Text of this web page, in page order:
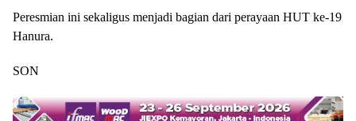
Peresmian ini sekaligus menjadi bagian dari perayaan HUT ke-19
Hanura.
SON